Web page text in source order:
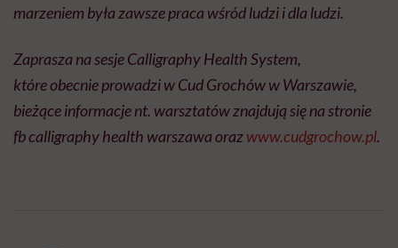
marzeniem była zawsze praca wśród ludzi i dla ludzi.
Zaprasza na sesje Calligraphy Health System,
które obecnie prowadzi w Cud Grochów w Warszawie,
bieżące informacje nt. warsztatów znajdują się na stronie
fb calligraphy health warszawa orazwww.cudgrochow.pl.